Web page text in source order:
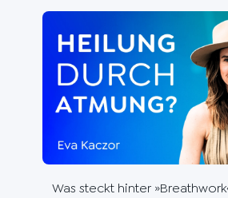
Was steckt hinter